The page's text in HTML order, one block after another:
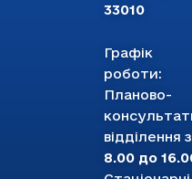
33010
Графік
роботи:
Планово-
відділення з
8.00 до